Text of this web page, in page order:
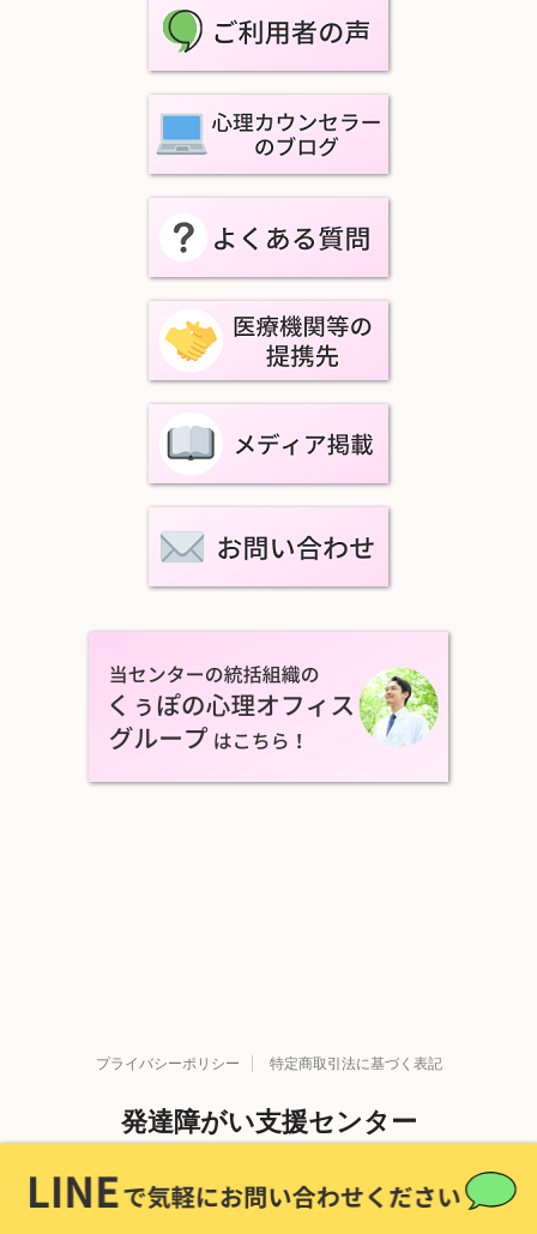
プライバシーポリシー 特定商取引法に基づく表記
発達障がい支援センター
Reserved Powered bySTINGER.